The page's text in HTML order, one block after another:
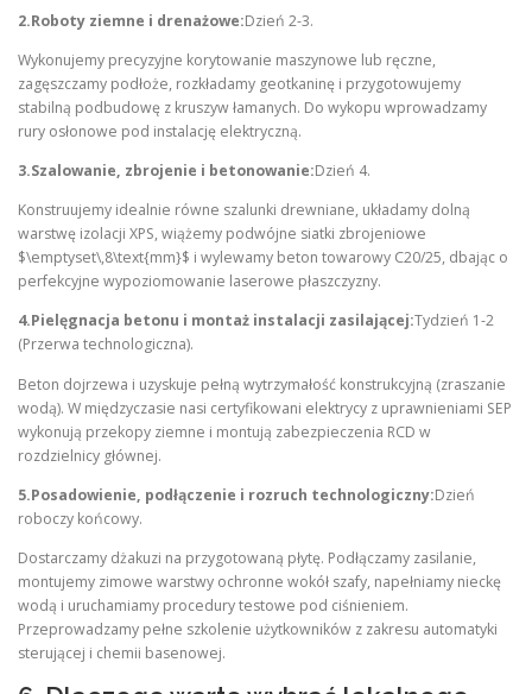
2.Roboty ziemne i drenażowe:Dzień 2-3.
Wykonujemy precyzyjne korytowanie maszynowe lub ręczne,
zagęszczamy podłoże, rozkładamy geotkaninę i przygotowujemy
stabilną podbudowę z kruszyw łamanych. Do wykopu wprowadzamy
rury osłonowe pod instalację elektryczną.
3.Szalowanie, zbrojenie i betonowanie:Dzień 4.
Konstruujemy idealnie równe szalunki drewniane, układamy dolną
warstwę izolacji XPS, wiążemy podwójne siatki zbrojeniowe
$\emptyset\,8\text{mm}$ i wylewamy beton towarowy C20/25, dbając o
perfekcyjne wypoziomowanie laserowe płaszczyzny.
4.Pielęgnacja betonu i montaż instalacji zasilającej:Tydzień 1-2
(Przerwa technologiczna).
Beton dojrzewa i uzyskuje pełną wytrzymałość konstrukcyjną (zraszanie
wodą). W międzyczasie nasi certyfikowani elektrycy z uprawnieniami SEP
wykonują przekopy ziemne i montują zabezpieczenia RCD w
rozdzielnicy głównej.
5.Posadowienie, podłączenie i rozruch technologiczny:Dzień
roboczy końcowy.
Dostarczamy dżakuzi na przygotowaną płytę. Podłączamy zasilanie,
montujemy zimowe warstwy ochronne wokół szafy, napełniamy nieckę
wodą i uruchamiamy procedury testowe pod ciśnieniem.
Przeprowadzamy pełne szkolenie użytkowników z zakresu automatyki
sterującej i chemii basenowej.